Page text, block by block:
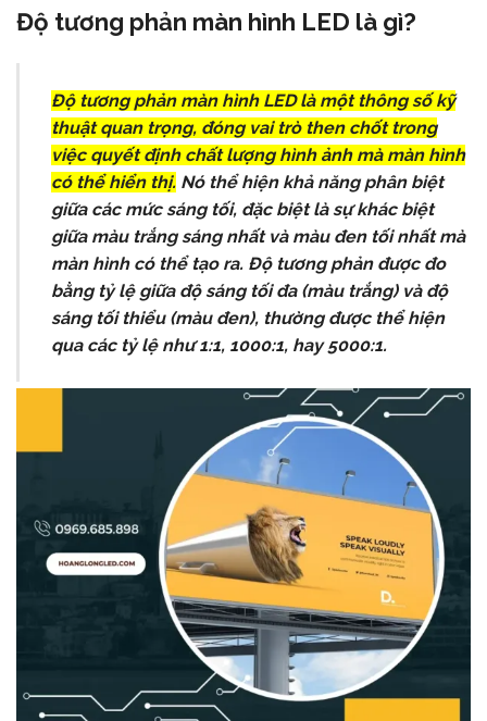
Độ tương phản màn hình LED là gì?
Độ tương phản màn hình LED là một thông số kỹ
thuật quan trọng, đóng vai trò then chốt trong
việc quyết định chất lượng hình ảnh mà màn hình
có thể hiển thị. Nó thể hiện khả năng phân biệt
giữa các mức sáng tối, đặc biệt là sự khác biệt
giữa màu trắng sáng nhất và màu đen tối nhất mà
màn hình có thể tạo ra. Độ tương phản được đo
bằng tỷ lệ giữa độ sáng tối đa (màu trắng) và độ
sáng tối thiểu (màu đen), thường được thể hiện
qua các tỷ lệ như 1:1, 1000:1, hay 5000:1.